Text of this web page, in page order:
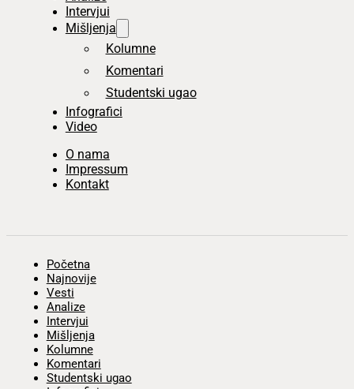
Intervjui
Mišljenja
Kolumne
Komentari
Studentski ugao
Infografici
Video
O nama
Impressum
Kontakt
Početna
Najnovije
Vesti
Analize
Intervjui
Mišljenja
Kolumne
Komentari
Studentski ugao